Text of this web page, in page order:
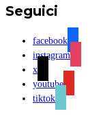
Seguici
facebook
instagram
x
youtube
tiktok